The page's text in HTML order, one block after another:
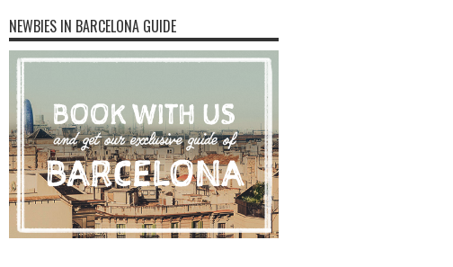
NEWBIES IN BARCELONA GUIDE